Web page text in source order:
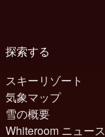
探索する
スキーリゾート
気象マップ
雪の概要
Whiteroom ニュース